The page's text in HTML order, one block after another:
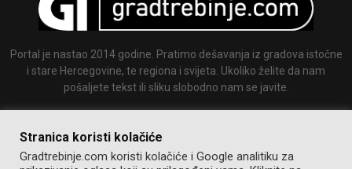
Portal je nastao 2014 godine. Pratimo dešavanja iz gradova istočne
i stare Hercegovine, te regiona i svijeta. Ukoliko želite da nam
pošaljete tekst ili sliku slobodno nam se javite.
Stranica koristi kolačiće
Gradtrebinje.com koristi kolačiće i Google analitiku za